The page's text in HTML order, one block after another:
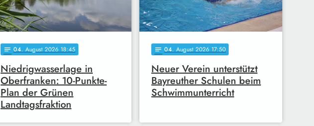
notes 04. August 2026 18:45
Niedrigwasserlage in
Oberfranken: 10-Punkte-
Plan der Grünen
Landtagsfraktion
notes 04. August 2026 17:50
Neuer Verein unterstützt
Bayreuther Schulen beim
Schwimmunterricht